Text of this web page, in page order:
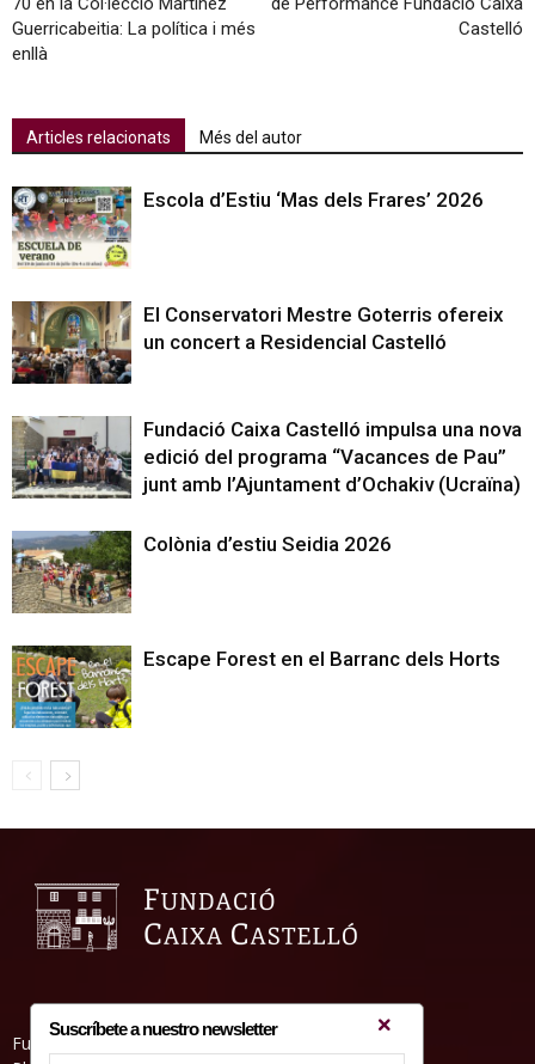
Guerricabeitia: La política i més
enllà
Castelló
Articles relacionats Més del autor
Escola d’Estiu ‘Mas dels Frares’ 2026
El Conservatori Mestre Goterris ofereix
un concert a Residencial Castelló
Fundació Caixa Castelló impulsa una nova
edició del programa “Vacances de Pau”
junt amb l’Ajuntament d’Ochakiv (Ucraïna)
Colònia d’estiu Seidia 2026
Escape Forest en el Barranc dels Horts
Fundació Caixa Castelló • Casa Abadía
Suscríbete a nuestro newsletter